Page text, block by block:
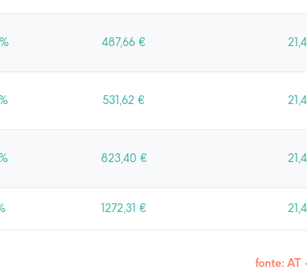
487,66 €
531,62 €
823,40 €
1272,31 €
fonte: AT